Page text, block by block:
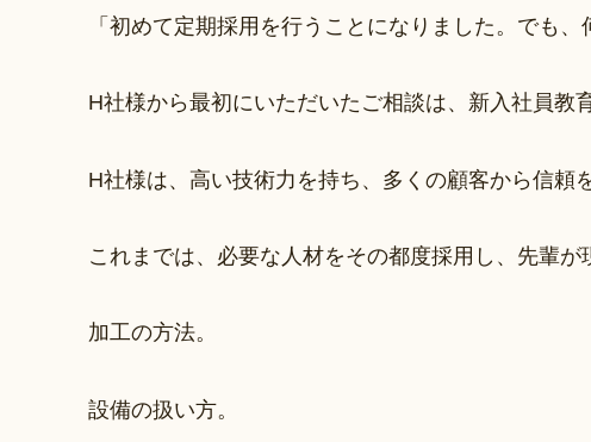
「初めて定期採用を行うことになりました。でも
H社様から最初にいただいたご相談は、新入社員教
H社様は、高い技術力を持ち、多くの顧客から信頼
これまでは、必要な人材をその都度採用し、先輩が
加工の方法。
設備の扱い方。